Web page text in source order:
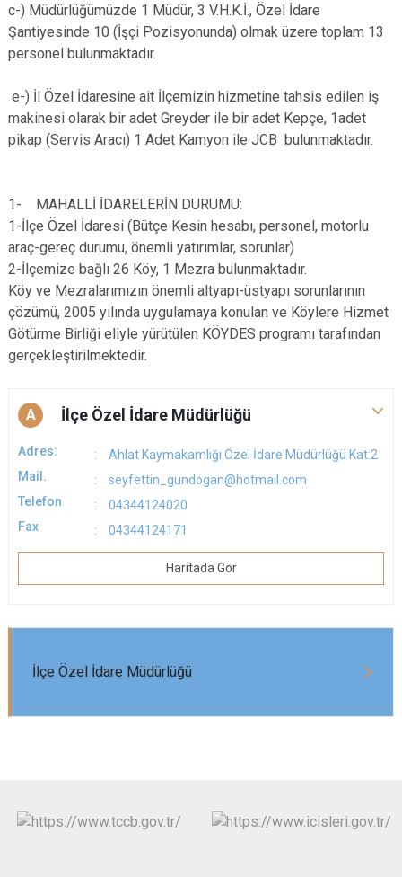
c-) Müdürlüğümüzde 1 Müdür, 3 V.H.K.İ., Özel İdare
Şantiyesinde 10 (İşçi Pozisyonunda) olmak üzere toplam 13
personel bulunmaktadır.
e-) İl Özel İdaresine ait İlçemizin hizmetine tahsis edilen iş
makinesi olarak bir adet Greyder ile bir adet Kepçe, 1adet
pikap (Servis Aracı) 1 Adet Kamyon ile JCB bulunmaktadır.
1- MAHALLİ İDARELERİN DURUMU:
1-İlçe Özel İdaresi (Bütçe Kesin hesabı, personel, motorlu
araç-gereç durumu, önemli yatırımlar, sorunlar)
2-İlçemize bağlı 26 Köy, 1 Mezra bulunmaktadır.
Köy ve Mezralarımızın önemli altyapı-üstyapı sorunlarının
çözümü, 2005 yılında uygulamaya konulan ve Köylere Hizmet
Götürme Birliği eliyle yürütülen KÖYDES programı tarafından
gerçekleştirilmektedir.
A İlçe Özel İdare Müdürlüğü
Adres:
Ahlat Kaymakamlığı Özel İdare Müdürlüğü Kat:2
Mail.
seyfettin_gundogan@hotmail.com
Telefon
04344124020
Fax
04344124171
Haritada Gör
İlçe Özel İdare Müdürlüğü